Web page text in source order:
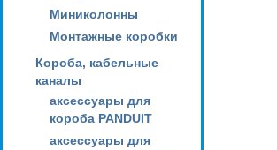
Миниколонны
Монтажные коробки
Короба, кабельные
каналы
аксессуары для
короба PANDUIT
аксессуары для